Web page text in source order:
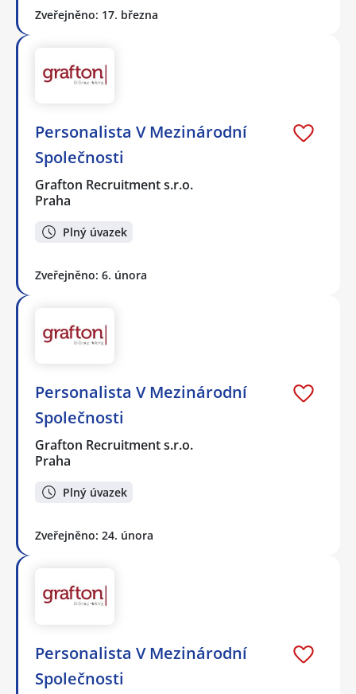
Zveřejněno: 17. března
Personalista V Mezinárodní
Společnosti
Grafton Recruitment s.r.o.
Praha
Plný úvazek
Zveřejněno: 6. února
Personalista V Mezinárodní
Společnosti
Grafton Recruitment s.r.o.
Praha
Plný úvazek
Zveřejněno: 24. února
Personalista V Mezinárodní
Společnosti